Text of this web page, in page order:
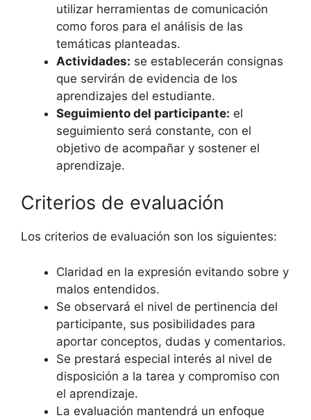
utilizar herramientas de comunicación
como foros para el análisis de las
temáticas planteadas.
Actividades: se establecerán consignas
que servirán de evidencia de los
aprendizajes del estudiante.
Seguimiento del participante: el
seguimiento será constante, con el
objetivo de acompañar y sostener el
aprendizaje.
Criterios de evaluación
Los criterios de evaluación son los siguientes:
Claridad en la expresión evitando sobre y
malos entendidos.
Se observará el nivel de pertinencia del
participante, sus posibilidades para
aportar conceptos, dudas y comentarios.
Se prestará especial interés al nivel de
disposición a la tarea y compromiso con
el aprendizaje.
La evaluación mantendrá un enfoque